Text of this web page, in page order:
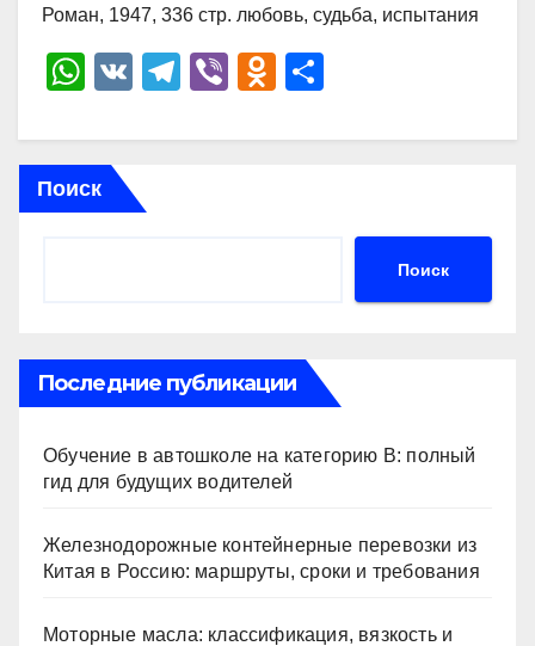
Роман, 1947, 336 стр. любовь, судьба, испытания
W
at
s
A
V
T
e
Vi
er
O
n
ki
р
ть
Поиск
Поиск
Последние публикации
Обучение в автошколе на категорию В: полный
гид для будущих водителей
Железнодорожные контейнерные перевозки из
Китая в Россию: маршруты, сроки и требования
Моторные масла: классификация, вязкость и